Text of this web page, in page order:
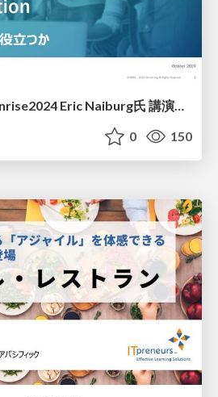
20241023 ScrumSunrise2024 Eric Naiburg氏 講演資料
0 150